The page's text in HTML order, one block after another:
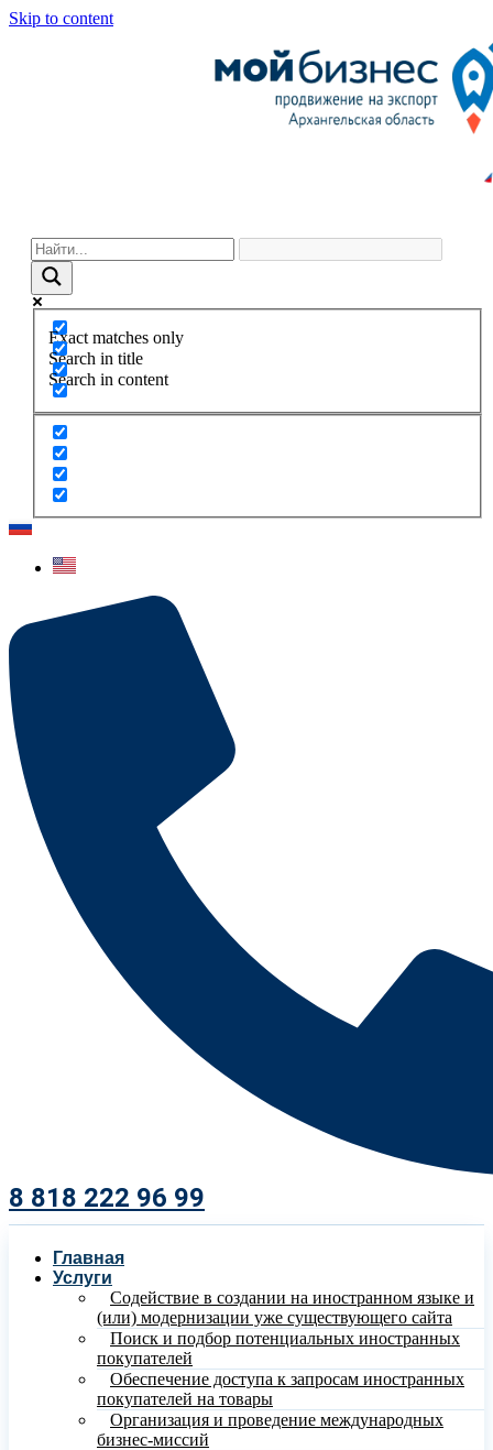
Skip to content
Exact matches only
Search in title
Search in content
8 818 222 96 99​
Главная
Услуги
Содействие в создании на иностранном языке и
(или) модернизации уже существующего сайта
Поиск и подбор потенциальных иностранных
покупателей
Обеспечение доступа к запросам иностранных
покупателей на товары
Организация и проведение международных
бизнес-миссий